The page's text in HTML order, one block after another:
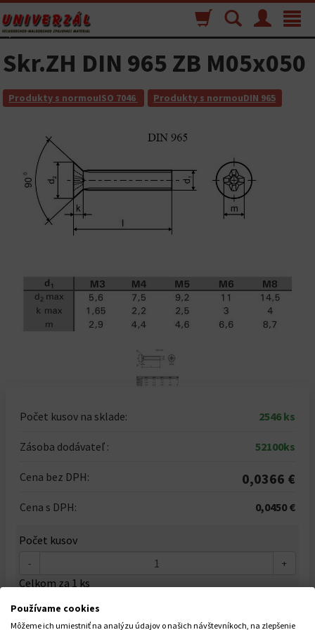
Toggle
Menu
Vyhľadávanie
Nákupný
košík
Skr.ZH DIN 965 ZB M05x050
Produkty s normouISO 7046 Produkty s normouDIN 965
Počet kusov na sklade: 2546 ks
Zásoba dodávateľ : 52100ks
Cena bez DPH: 0,0366 €
Cena s DPH: 0,0450 €
Počet kusov
- +
Celkom za 1 ks
Používame cookies
Môžeme ich umiestniť na analýzu údajov o našich návštevníkoch, na zlepšenie